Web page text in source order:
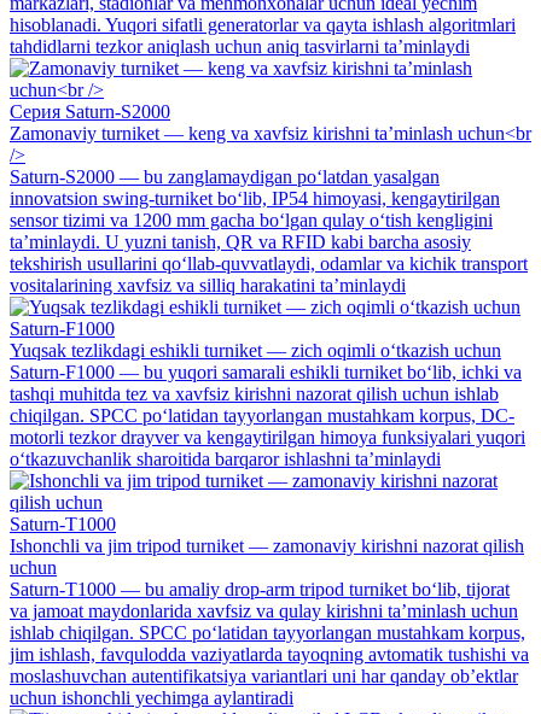
hisoblanadi. Yuqori sifatli generatorlar va qayta ishlash algoritmlari
tahdidlarni tezkor aniqlash uchun aniq tasvirlarni ta’minlaydi
Серия Saturn-S2000
Zamonaviy turniket — keng va xavfsiz kirishni ta’minlash uchun<br
/>
Saturn-S2000 — bu zanglamaydigan po‘latdan yasalgan
innovatsion swing-turniket bo‘lib, IP54 himoyasi, kengaytirilgan
sensor tizimi va 1200 mm gacha bo‘lgan qulay o‘tish kengligini
ta’minlaydi. U yuzni tanish, QR va RFID kabi barcha asosiy
tekshirish usullarini qo‘llab-quvvatlaydi, odamlar va kichik transport
vositalarining xavfsiz va silliq harakatini ta’minlaydi
Saturn-F1000
Yuqsak tezlikdagi eshikli turniket — zich oqimli o‘tkazish uchun
Saturn-F1000 — bu yuqori samarali eshikli turniket bo‘lib, ichki va
tashqi muhitda tez va xavfsiz kirishni nazorat qilish uchun ishlab
chiqilgan. SPCC po‘latidan tayyorlangan mustahkam korpus, DC-
motorli tezkor drayver va kengaytirilgan himoya funksiyalari yuqori
o‘tkazuvchanlik sharoitida barqaror ishlashni ta’minlaydi
Saturn-T1000
Ishonchli va jim tripod turniket — zamonaviy kirishni nazorat qilish
uchun
Saturn-T1000 — bu amaliy drop-arm tripod turniket bo‘lib, tijorat
va jamoat maydonlarida xavfsiz va qulay kirishni ta’minlash uchun
ishlab chiqilgan. SPCC po‘latidan tayyorlangan mustahkam korpus,
jim ishlash, favqulodda vaziyatlarda tayoqning avtomatik tushishi va
moslashuvchan autentifikatsiya variantlari uni har qanday ob’ektlar
uchun ishonchli yechimga aylantiradi